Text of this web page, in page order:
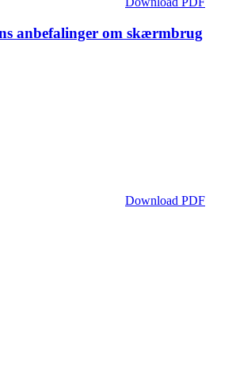
anbefalinger om skærmbrug
Download PDF